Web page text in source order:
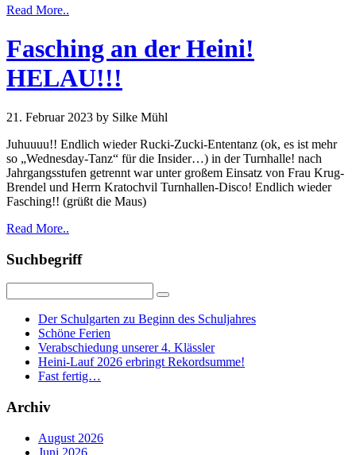
Read More..
Fasching an der Heini!
HELAU!!!
21. Februar 2023 by Silke Mühl
Juhuuuu!! Endlich wieder Rucki-Zucki-Ententanz (ok, es ist mehr
so „Wednesday-Tanz“ für die Insider…) in der Turnhalle! nach
Jahrgangsstufen getrennt war unter großem Einsatz von Frau Krug-
Brendel und Herrn Kratochvil Turnhallen-Disco! Endlich wieder
Fasching!! (grüßt die Maus)
Read More..
Suchbegriff
Der Schulgarten zu Beginn des Schuljahres
Schöne Ferien
Verabschiedung unserer 4. Klässler
Heini-Lauf 2026 erbringt Rekordsumme!
Fast fertig…
Archiv
August 2026
Juni 2026